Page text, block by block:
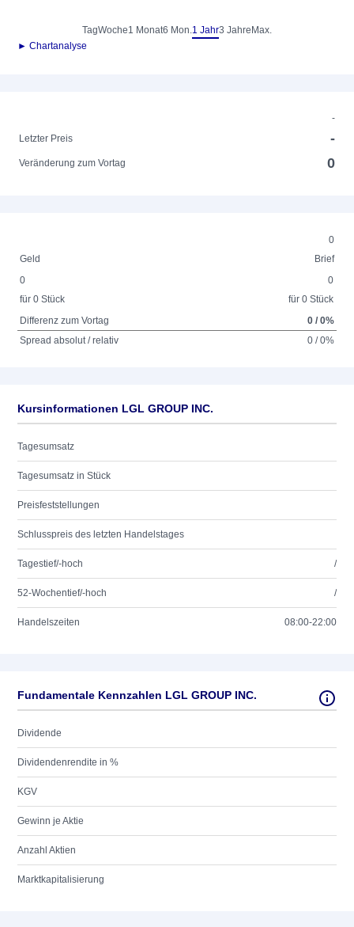
TagWoche1 Monat6 Mon.1 Jahr3 Jahre Max.
► Chartanalyse
-
Letzter Preis
-
Veränderung zum Vortag 0
0
Geld
Brief
0
für 0 Stück
0
für 0 Stück
Differenz zum Vortag
0 / 0%
Spread absolut / relativ
0 / 0%
Kursinformationen LGL GROUP INC.
Tagesumsatz
Tagesumsatz in Stück
Preisfeststellungen
Schlusspreis des letzten Handelstages
Tagestief/-hoch /
52-Wochentief/-hoch /
Handelszeiten 08:00-22:00
Fundamentale Kennzahlen LGL GROUP INC.
Dividende
Dividendenrendite in %
KGV
Gewinn je Aktie
Anzahl Aktien
Marktkapitalisierung